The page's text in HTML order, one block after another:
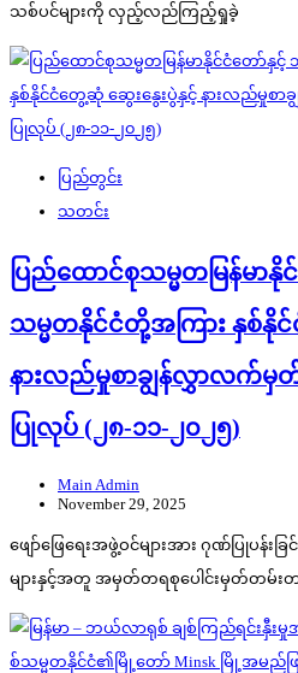
သစ်ပင်များကို လှည့်လည်ကြည့်ရှုခဲ့
ပြည်တွင်း
သတင်း
ပြည်ထောင်စုသမ္မတမြန်မ
သမ္မတနိုင်ငံတို့အကြား နှစ်နို
နားလည်မှုစာချွန်လွှာလက်မှတ်
ပြုလုပ် (၂၈-၁၁-၂၀၂၅)
Main Admin
November 29, 2025
ဖျော်ဖြေရေးအဖွဲ့ဝင်များအား ဂုဏ်ပြုပန်းခြ
များနှင့်အတူ အမှတ်တရစုပေါင်းမှတ်တမ်း